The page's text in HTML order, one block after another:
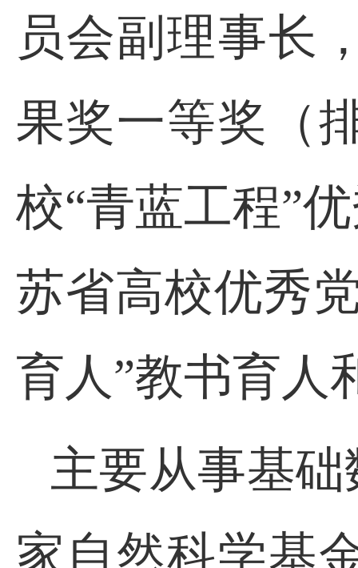
员会副理事长
果奖一等奖（
校“青蓝工程”
苏省高校优秀
育人”教书育人
主要从事基
家自然科学基